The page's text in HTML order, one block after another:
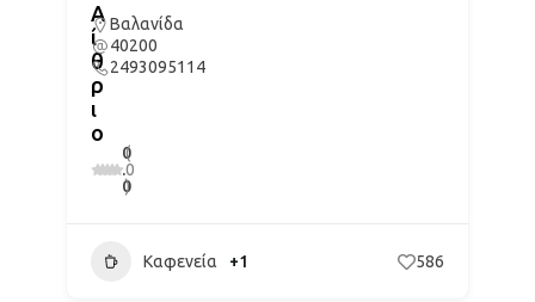
Α
ί
θ
ρ
ι
ο
0
.
0
(
0
)
Βαλανίδα
40200
2493095114
Καφενεία +1 586